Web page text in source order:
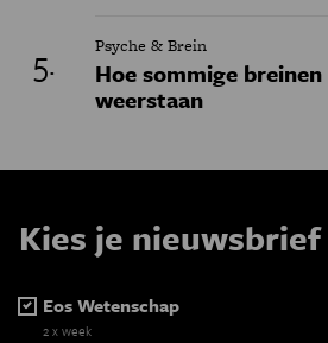
Psyche & Brein
Hoe sommige
weerstaan
Kies je nieuwsbrief
Eos Wetenschap
2 x week